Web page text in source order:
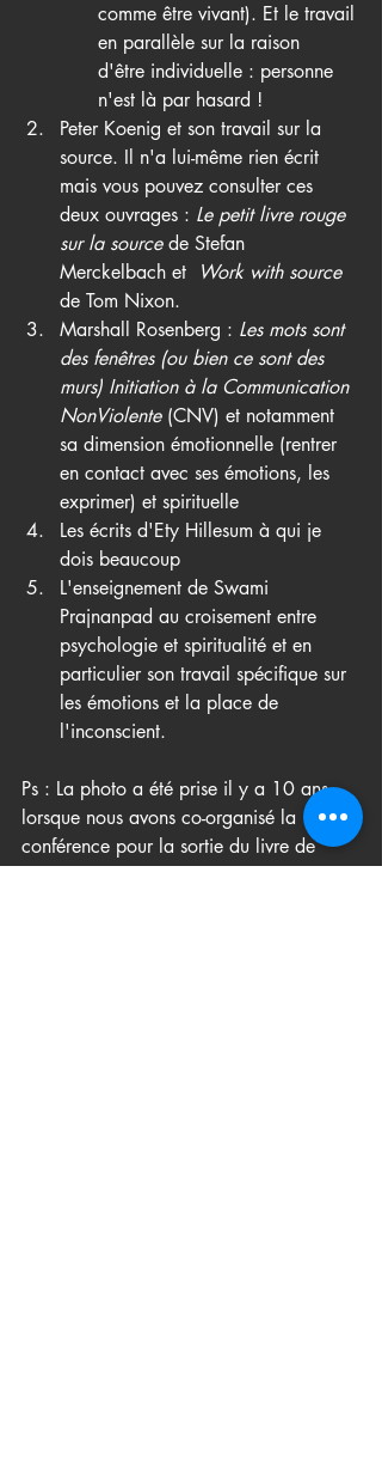
comme être vivant). Et le travail
en parallèle sur la raison
d'être individuelle : personne
n'est là par hasard !
Peter Koenig et son travail sur la
source. Il n'a lui-même rien écrit
mais vous pouvez consulter ces
deux ouvrages : Le petit livre rouge
sur la source de Stefan
Merckelbach et
Work with source
de Tom Nixon.
Marshall Rosenberg : Les mots sont
des fenêtres (ou bien ce sont des
murs) Initiation à la Communication
NonViolente (CNV) et notamment
sa dimension émotionnelle (rentrer
en contact avec ses émotions, les
exprimer) et spirituelle
Les écrits d'Ety Hillesum à qui je
dois beaucoup
L'enseignement de Swami
Prajnanpad au croisement entre
psychologie et spiritualité et en
particulier son travail spécifique sur
les émotions et la place de
l'inconscient.
Ps : La photo a été prise il y a 10 ans
lorsque nous avons co-organisé la
conférence pour la sortie du livre de